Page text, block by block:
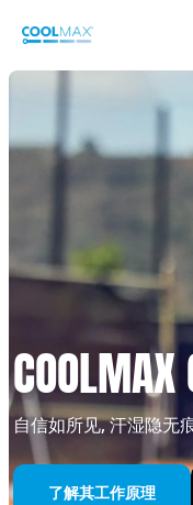
主
容
COOLMAX
ALL
COOLMAX®
COOLMAX PRO
LYCRA ®
THERMOLITE®
The LYCRA Company
自信如所见, 汗湿隐无
了解其工作原理